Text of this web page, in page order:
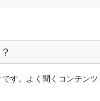
す。よく聞くコンテン